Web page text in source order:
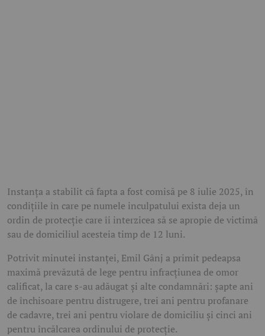
Instanța a stabilit că fapta a fost comisă pe 8 iulie 2025, în
condițiile în care pe numele inculpatului exista deja un
ordin de protecție care îi interzicea să se apropie de victimă
sau de domiciliul acesteia timp de 12 luni.
Potrivit minutei instanței, Emil Gânj a primit pedeapsa
maximă prevăzută de lege pentru infracțiunea de omor
calificat, la care s-au adăugat și alte condamnări: șapte ani
de închisoare pentru distrugere, trei ani pentru profanare
de cadavre, trei ani pentru violare de domiciliu și cinci ani
pentru încălcarea ordinului de protecție.